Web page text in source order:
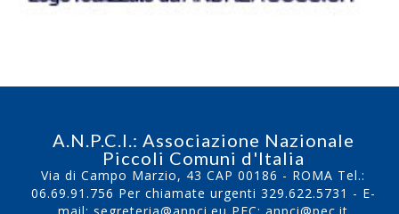
A.N.P.C.I.: Associazione Nazionale
Piccoli Comuni d'Italia
Via di Campo Marzio, 43 CAP 00186 - ROMA Tel.:
06.69.91.756 Per chiamate urgenti 329.622.5731 - E-